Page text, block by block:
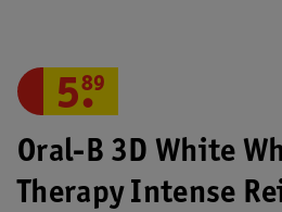
Oral-B 3D White
Therapy Intense
5.
89